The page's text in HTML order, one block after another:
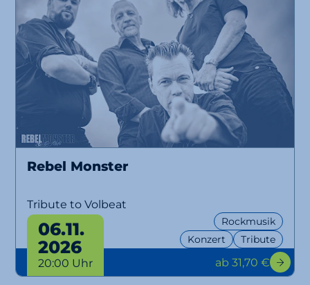
Rebel Monster
Tribute to Volbeat
Konzert Tribute
Rockmusik
06.11.
2026
20:00 Uhr ab 31,70 €